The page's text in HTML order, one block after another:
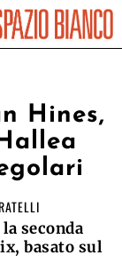
Hines,
seconda
basato sul